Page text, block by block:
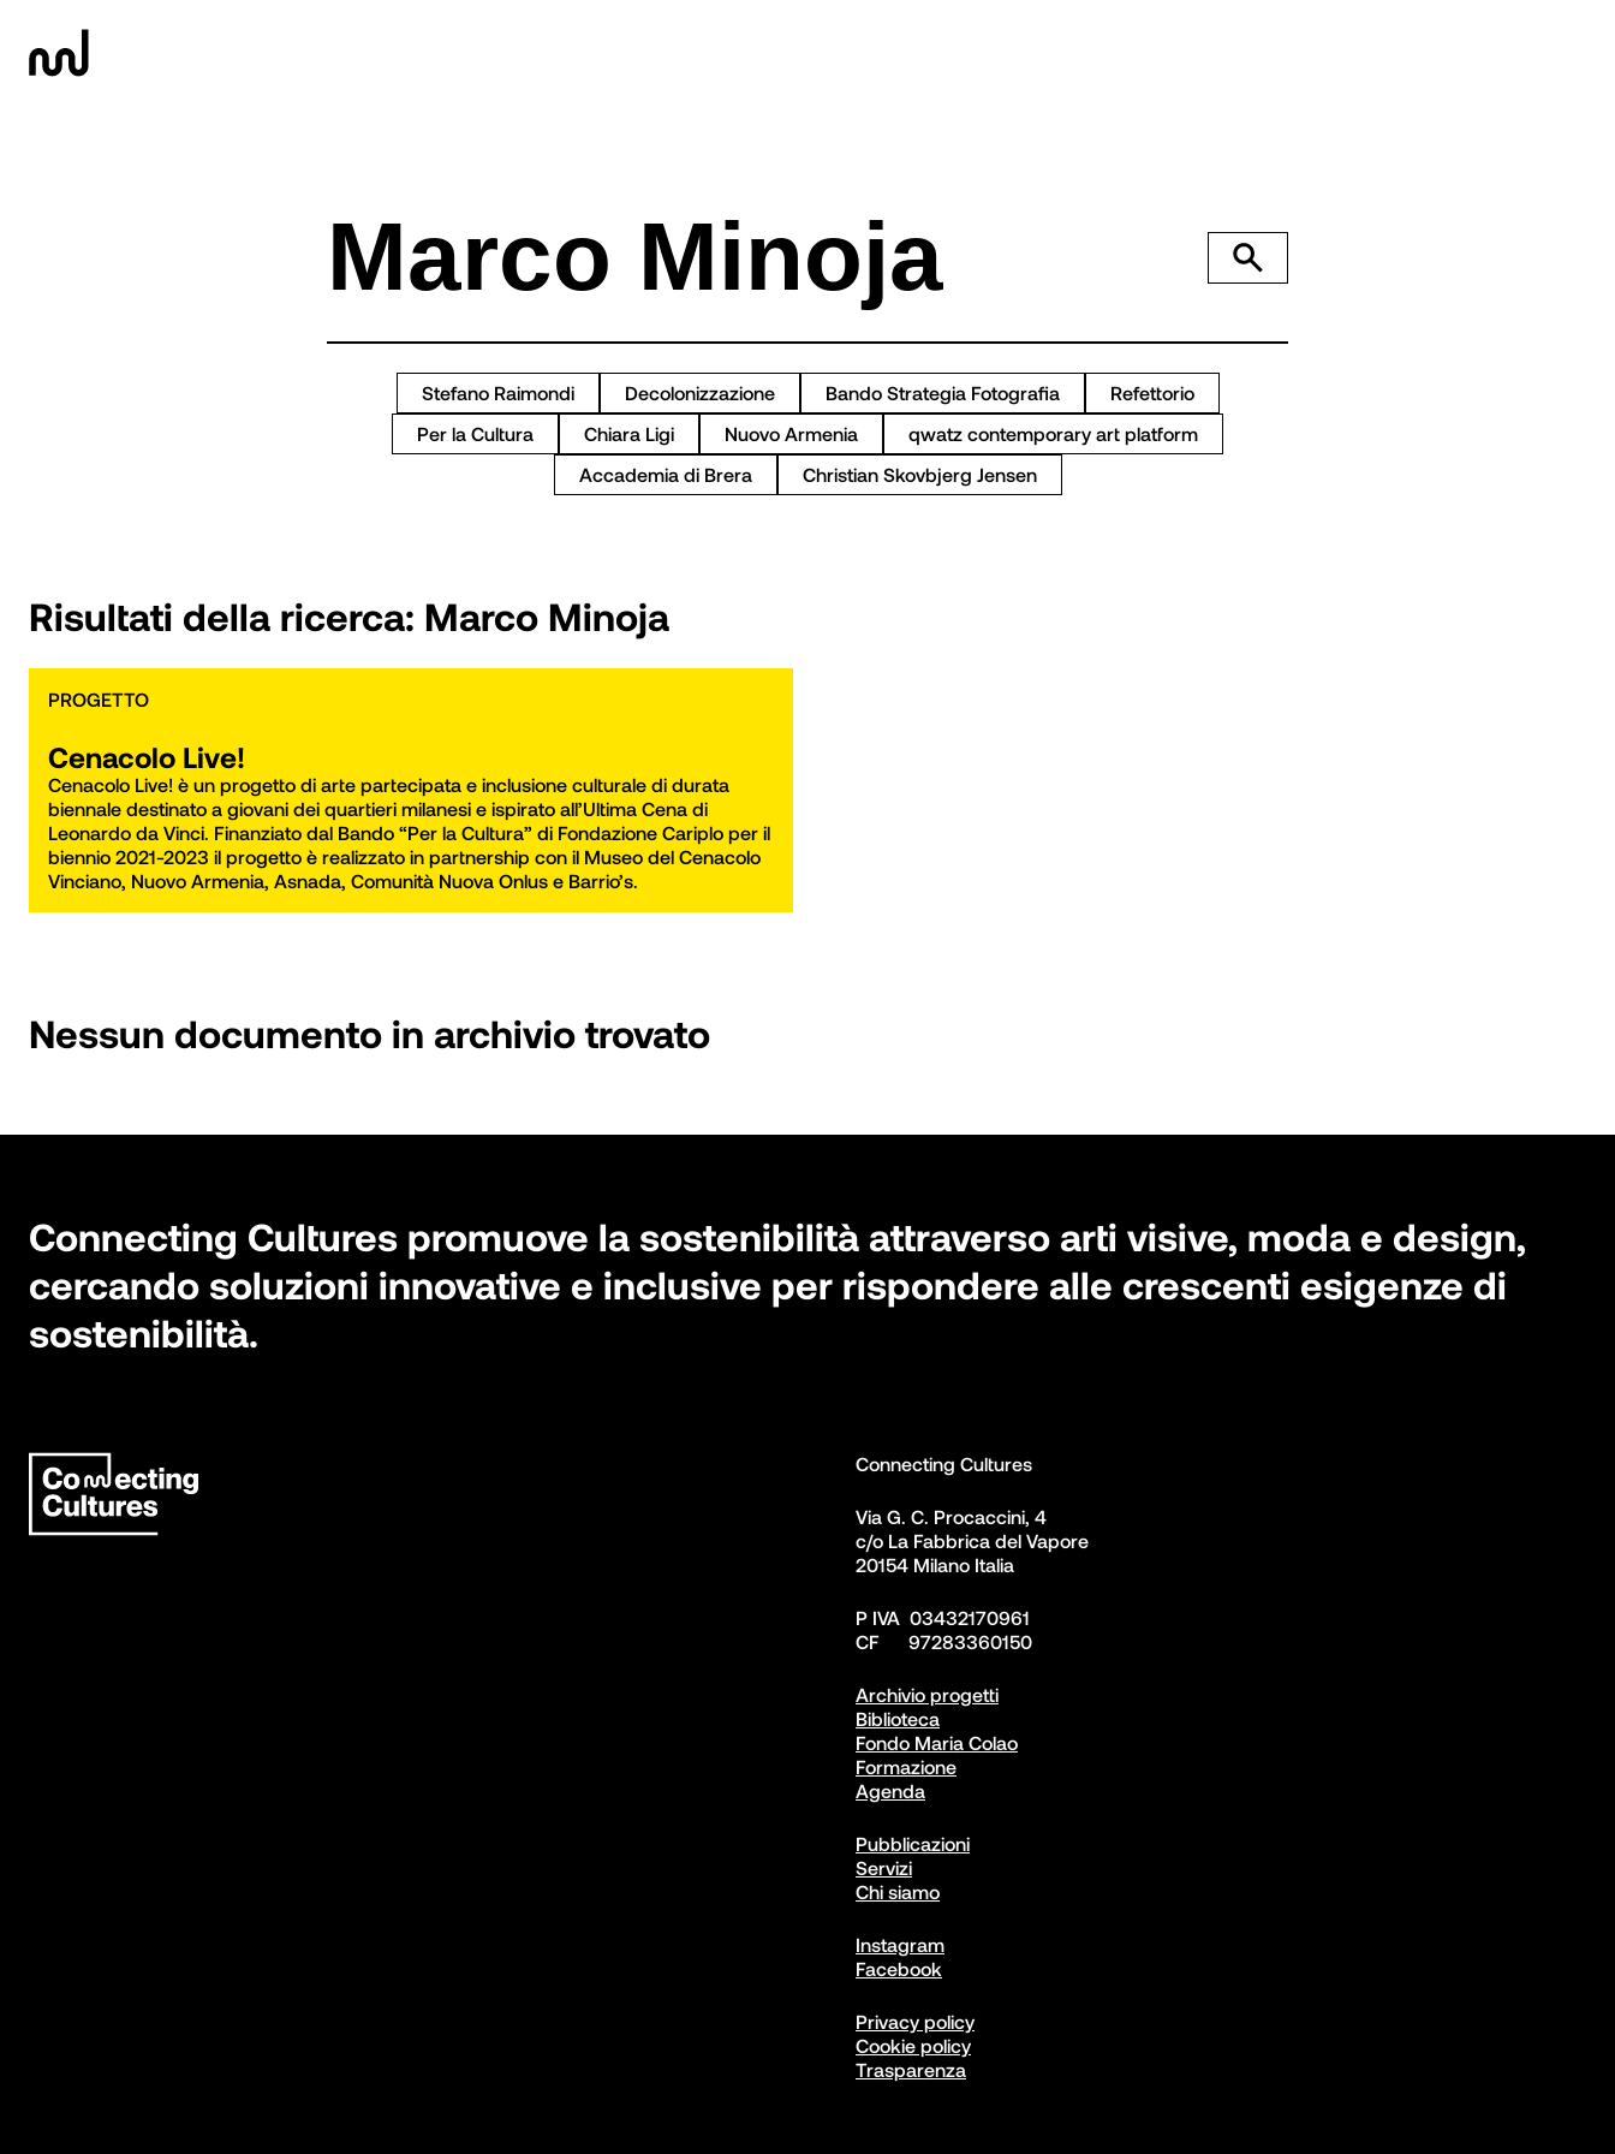
Stefano Raimondi Decolonizzazione Bando Strategia Fotografia
Refettorio
Per la Cultura
Chiara Ligi Nuovo Armenia
qwatz contemporary art platform
Accademia di Brera
Christian Skovbjerg Jensen
Risultati della ricerca: Marco Minoja
PROGETTO
Cenacolo Live!
Cenacolo Live! è un progetto di arte partecipata e inclusione culturale di durata
biennale destinato a giovani dei quartieri milanesi e ispirato all’Ultima Cena di
Leonardo da Vinci. Finanziato dal Bando “Per la Cultura” di Fondazione Cariplo per il
biennio 2021-2023 il progetto è realizzato in partnership con il Museo del Cenacolo
Vinciano, Nuovo Armenia, Asnada, Comunità Nuova Onlus e Barrio’s.
Nessun documento in archivio trovato
Connecting Cultures promuove la sostenibilità attraverso arti visive, moda e design,
cercando soluzioni innovative e inclusive per rispondere alle crescenti esigenze di
sostenibilità.
Connecting Cultures
Via G. C. Procaccini, 4
c/o La Fabbrica del Vapore
20154 Milano Italia
P IVA  03432170961
CF      97283360150
Archivio progetti
Biblioteca
Fondo Maria Colao
Formazione
Agenda
Pubblicazioni
Servizi
Chi siamo
Instagram
Facebook
Privacy policy
Cookie policy
Trasparenza